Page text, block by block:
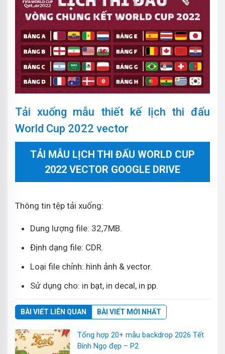
Tải xuống mẫu thiết kế lịch thi đấu
World Cup 2022 vector
TẢI MẪU LỊCH THI ĐẤU WORLD CUP
2022 VECTOR GOOGLE DRIVE
Thông tin tệp tải xuống:
Dung lượng file: 32,7MB.
Định dạng file: CDR.
Loại file chỉnh: hình ảnh & vector.
Sử dụng cho: in bạt, in decal, in pp.
BÀI VIẾT LIÊN QUAN BÀI VIẾT MỚI NHẤT
Tổng hợp 20+ mẫu backdrop 2026 Tết
Bính Ngọ đẹp – P2